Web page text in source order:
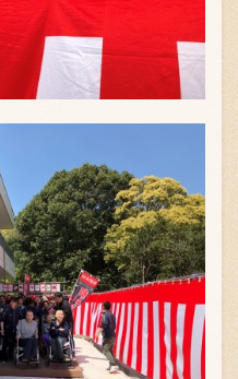
郡菊陽町辛川448
2222
2288